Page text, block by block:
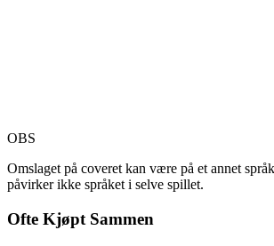
OBS
Omslaget på coveret kan være på et annet
påvirker ikke språket i selve spillet.
Ofte Kjøpt Sammen